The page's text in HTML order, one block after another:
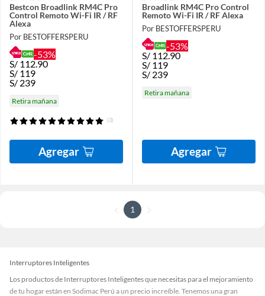
Bestcon Broadlink RM4C Pro
Control Remoto Wi-Fi IR / RF
Alexa
Por BESTOFFERSPERU
-53%
S/ 112.90
S/ 119
S/ 239
Retira mañana
(3)
Agregar
Broadlink RM4C Pro Control
Remoto Wi-Fi IR / RF Alexa
Por BESTOFFERSPERU
-53%
S/ 112.90
S/ 119
S/ 239
Retira mañana
Agregar
1
Interruptores Inteligentes
Los productos de Interruptores Inteligentes que necesitas para el mejoramiento
de tu hogar están en Sodimac Perú a un precio increíble. Tenemos una gran